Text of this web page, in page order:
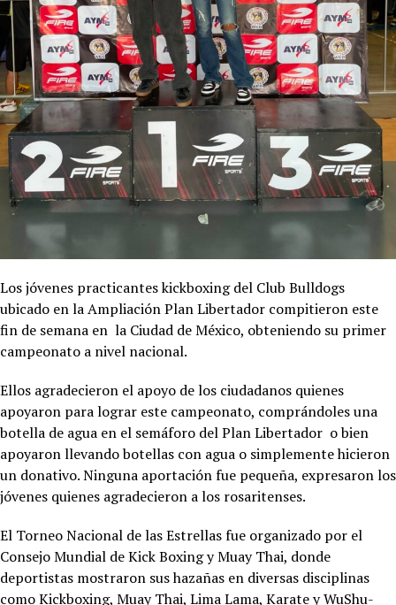
Los jóvenes practicantes kickboxing del Club Bulldogs
ubicado en la Ampliación Plan Libertador compitieron este
fin de semana en la Ciudad de México, obteniendo su primer
campeonato a nivel nacional.
Ellos agradecieron el apoyo de los ciudadanos quienes
apoyaron para lograr este campeonato, comprándoles una
botella de agua en el semáforo del Plan Libertador o bien
apoyaron llevando botellas con agua o simplemente hicieron
un donativo. Ninguna aportación fue pequeña, expresaron los
jóvenes quienes agradecieron a los rosaritenses.
El Torneo Nacional de las Estrellas fue organizado por el
Consejo Mundial de Kick Boxing y Muay Thai, donde
deportistas mostraron sus hazañas en diversas disciplinas
como Kickboxing, Muay Thai, Lima Lama, Karate y WuShu-